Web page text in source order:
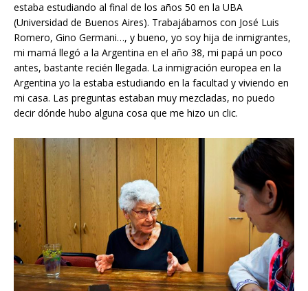
estaba estudiando al final de los años 50 en la UBA
(Universidad de Buenos Aires). Trabajábamos con José Luis
Romero, Gino Germani…, y bueno, yo soy hija de inmigrantes,
mi mamá llegó a la Argentina en el año 38, mi papá un poco
antes, bastante recién llegada. La inmigración europea en la
Argentina yo la estaba estudiando en la facultad y viviendo en
mi casa. Las preguntas estaban muy mezcladas, no puedo
decir dónde hubo alguna cosa que me hizo un clic.